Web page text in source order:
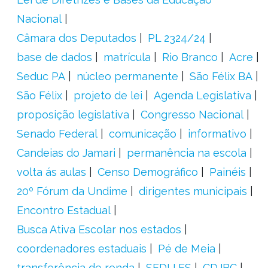
Nacional
Câmara dos Deputados
PL 2324/24
base de dados
matrícula Rio Branco
Acre
Seduc PA
núcleo permanente
São Félix BA
São Félix
projeto de lei
Agenda Legislativa
proposição legislativa
Congresso Nacional
Senado Federal
comunicação
informativo
Candeias do Jamari
permanência na escola
volta ás aulas
Censo Demográfico
Painéis
20º Fórum da Undime
dirigentes municipais
Encontro Estadual
Busca Ativa Escolar nos estados
coordenadores estaduais
Pé de Meia